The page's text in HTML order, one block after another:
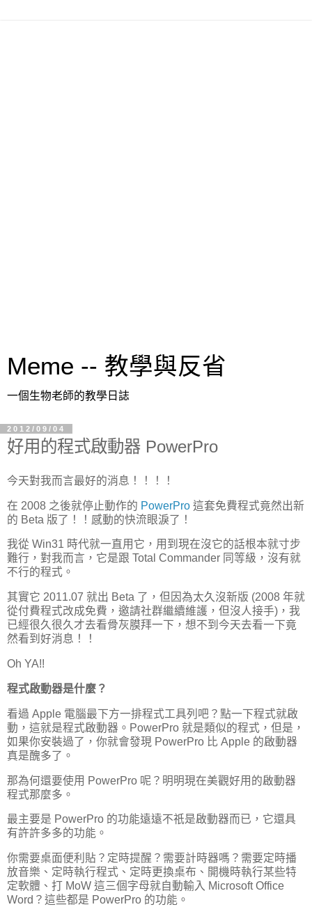
Meme -- 教學與反省
一個生物老師的教學日誌
2012/09/04
好用的程式啟動器 PowerPro
今天對我而言最好的消息！！！！
在 2008 之後就停止動作的 PowerPro 這套免費程式竟然出新
的 Beta 版了！！感動的快流眼淚了！
我從 Win31 時代就一直用它，用到現在沒它的話根本就寸步
難行，對我而言，它是跟 Total Commander 同等級，沒有就
不行的程式。
其實它 2011.07 就出 Beta 了，但因為太久沒新版 (2008 年就
從付費程式改成免費，邀請社群繼續維護，但沒人接手)，我
已經很久很久才去看骨灰膜拜一下，想不到今天去看一下竟
然看到好消息！！
Oh YA!!
程式啟動器是什麼？
看過 Apple 電腦最下方一排程式工具列吧？點一下程式就啟
動，這就是程式啟動器。PowerPro 就是類似的程式，但是，
如果你安裝過了，你就會發現 PowerPro 比 Apple 的啟動器
真是醜多了。
那為何還要使用 PowerPro 呢？明明現在美觀好用的啟動器
程式那麼多。
最主要是 PowerPro 的功能遠遠不祇是啟動器而已，它還具
有許許多多的功能。
你需要桌面便利貼？定時提醒？需要計時器嗎？需要定時播
放音樂、定時執行程式、定時更換桌布、開機時執行某些特
定軟體、打 MoW 這三個字母就自動輸入 Microsoft Office
Word？這些都是 PowerPro 的功能。